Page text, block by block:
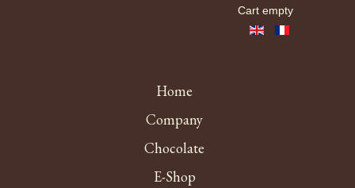
Cart empty
Home
Company
Chocolate
E-Shop